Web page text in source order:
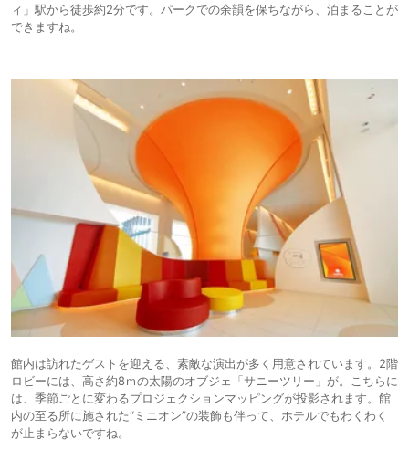
ィ」駅から徒歩約2分です。パークでの余韻を保ちながら、泊まることが
できますね。
館内は訪れたゲストを迎える、素敵な演出が多く用意されています。2階
ロビーには、高さ約8ｍの太陽のオブジェ「サニーツリー」が。こちらに
は、季節ごとに変わるプロジェクションマッピングが投影されます。館
内の至る所に施された“ミニオン”の装飾も伴って、ホテルでもわくわく
が止まらないですね。